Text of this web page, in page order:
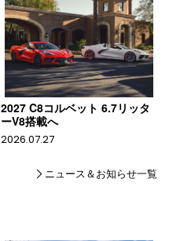
2027 C8コルベット 6.7リッタ
ーV8搭載へ
2026.07.27
ニュース＆お知らせ一覧